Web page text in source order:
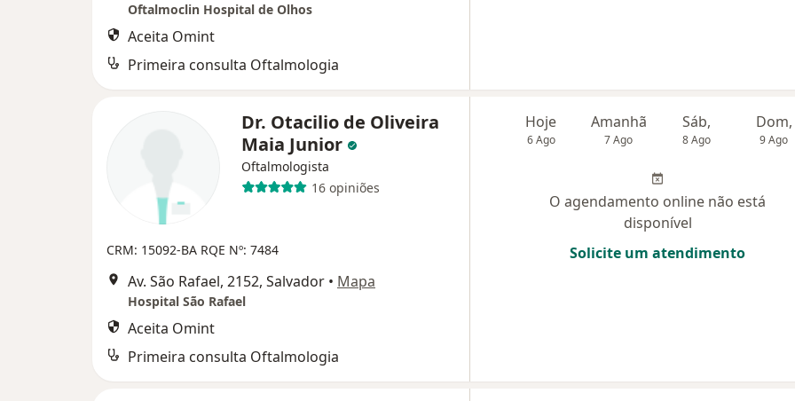
Oftalmoclin Hospital de Olhos
Aceita Omint
Primeira consulta Oftalmologia
Dr. Otacilio de Oliveira
Maia Junior
Oftalmologista
16 opiniões
CRM: 15092-BA RQE Nº: 7484
Av. São Rafael, 2152, Salvador • Mapa
Hospital São Rafael
Aceita Omint
Primeira consulta Oftalmologia
Hoje
6 Ago
Amanhã
7 Ago
Sáb,
8 Ago
Dom,
9 Ago
O agendamento online não está
disponível
Solicite um atendimento